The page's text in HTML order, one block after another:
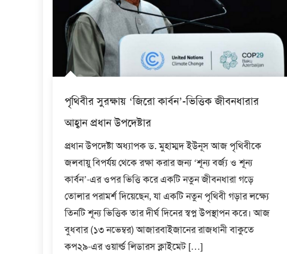
পৃথিবীর সুরক্ষায় ‘জিরো কার্বন’-ভিত্তিক জীবনধারার
আহ্বান প্রধান উপদেষ্টার
প্রধান উপদেষ্টা অধ্যাপক ড. মুহাম্মদ ইউনূস আজ পৃথিবীকে
জলবায়ু বিপর্যয় থেকে রক্ষা করার জন্য ‘শূন্য বর্জ্য ও শূন্য
কার্বন’-এর ওপর ভিত্তি করে একটি নতুন জীবনধারা গড়ে
তোলার পরামর্শ দিয়েছেন, যা একটি নতুন পৃথিবী গড়ার লক্ষ্যে
তিনটি শূন্য ভিত্তিক তার দীর্ঘ দিনের স্বপ্ন উপস্থাপন করে। আজ
বুধবার (১৩ নভেম্বর) আজারবাইজানের রাজধানী বাকুতে
কপ২৯-এর ওয়ার্ল্ড লিডারস ক্লাইমেট […]